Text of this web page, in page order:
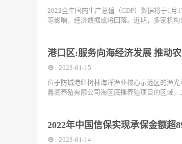
2022全年国内生产总值（GDP）数据将于1
等影响，经济数据或将回落。近期，多家机
港口区:服务向海经济发展 推动
2023-01-15
位于防城港红树林海洋渔业核心示范区的渔
鑫润养殖有限公司海区底播养殖项目的区域，
2022年中国信保实现承保金额超
2023-01-14